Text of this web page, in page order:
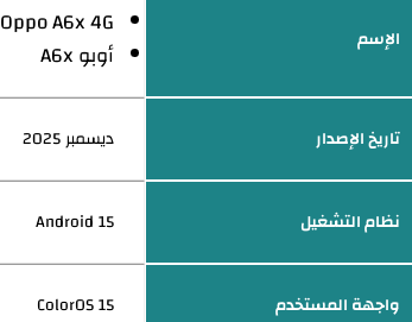
الإسم
Oppo A6x 4G
أوبو A6x
تاريخ الإصدار ديسمبر 2025
نظام التشغيل Android 15
واجهة المستخدم ColorOS 15